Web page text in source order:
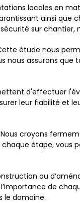
locales en
ainsi que
sur chantier,
étude nous
nous assurons que
d'effectuer
leur fiabilité et
croyons
étape, vous
ou
de
le domaine.